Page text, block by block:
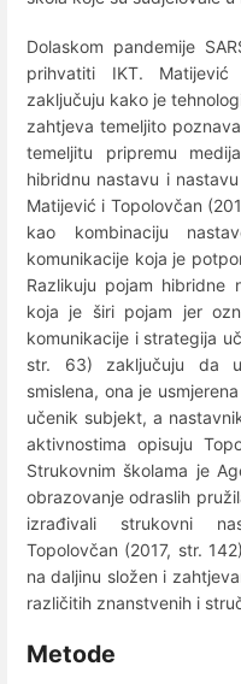
Dolaskom pandemije
prihvatiti IKT.
zaključuju kako je
zahtjeva temeljito
temeljitu pripremu
hibridnu nastavu i
Matijević i Topolovčan
kao kombinaciju
komunikacije koja je
Razlikuju pojam hibridne
koja je širi pojam jer
komunikacije i strategija
str. 63) zaključuju da
smislena, ona je
učenik subjekt, a
aktivnostima opisuju
Strukovnim školama je
obrazovanje odraslih
izrađivali strukovni
Topolovčan (2017, str.
na daljinu složen i
različitih znanstvenih i
Metode